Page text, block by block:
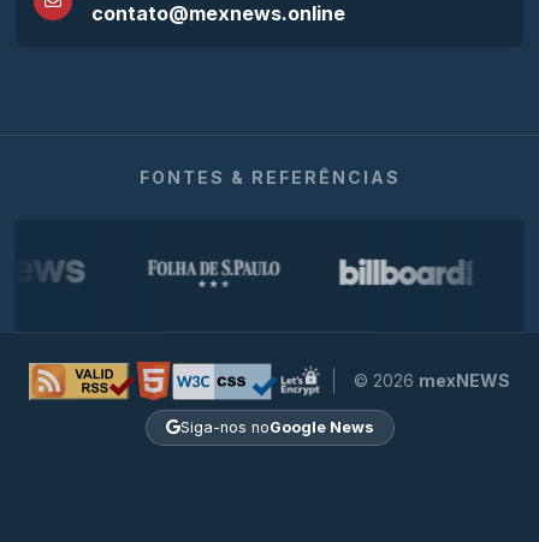
contato@mexnews.online
FONTES & REFERÊNCIAS
© 2026 mexNEWS
Siga-nos noGoogle News